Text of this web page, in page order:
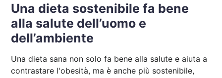
Una dieta sostenibile fa bene
alla salute dell’uomo e
dell’ambiente
Una dieta sana non solo fa bene alla salute e aiuta a
contrastare l'obesità, ma è anche più sostenibile,